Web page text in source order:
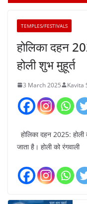
TEMPLES/FESTIVALS
होलिका दहन
होली शुभ मुहूर्त
3 March 2025 Kavita
होलिका दहन 2025: होली
जाता है। होली को रंगवाली